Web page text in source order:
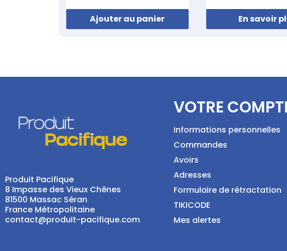
Ajouter au panier En savoir
Produit Pacifique
8 Impasse des Vieux Chênes
81500 Massac Séran
France Métropolitaine
contact@produit-pacifique.com
VOTRE
Informations personnelles
Commandes
Avoirs
Adresses
Formulaire de rétractation
TIKICODE
Mes alertes